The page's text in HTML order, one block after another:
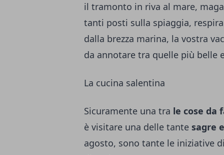
il tramonto in riva al mare,
tanti posti sulla spiaggia,
dalla brezza marina, la vostra
da annotare tra quelle più belle
La cucina salentina
Sicuramente una tra le cose da
è visitare una delle tante sagre
agosto, sono tante le iniziative